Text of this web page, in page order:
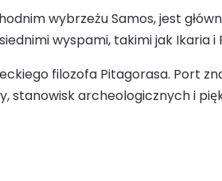
wybrzeżu Samos, jest
wyspami, takimi jak
filozofa Pitagorasa. Port
stanowisk archeologicznych i